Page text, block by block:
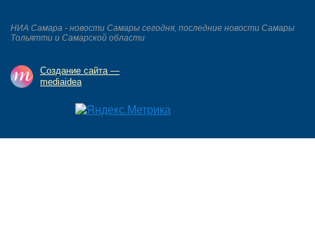
НИА Самара - новости Самары сегодня, последние новости Самары
Тольятти и Самарской области
Создание сайта —
mediaidea